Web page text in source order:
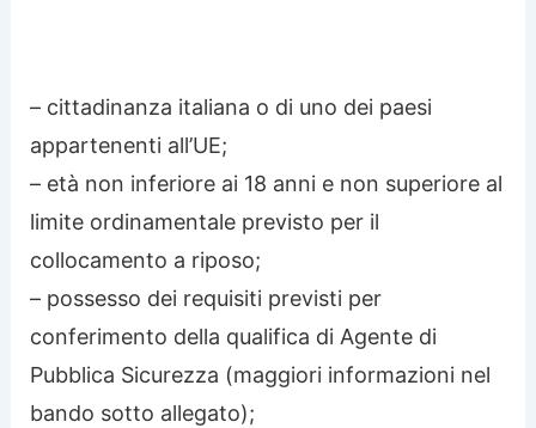
– cittadinanza italiana o di uno dei paesi
appartenenti all’UE;
– età non inferiore ai 18 anni e non superiore al
limite ordinamentale previsto per il
collocamento a riposo;
– possesso dei requisiti previsti per
conferimento della qualifica di Agente di
Pubblica Sicurezza (maggiori informazioni nel
bando sotto allegato);